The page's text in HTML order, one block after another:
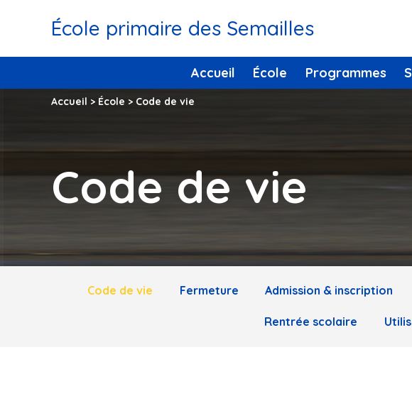
École primaire des Semailles
Accueil École Programmes
Accueil > École > Code de vie
Code de vie
Code de vie Fermeture Admission & inscription
Rentrée scolaire